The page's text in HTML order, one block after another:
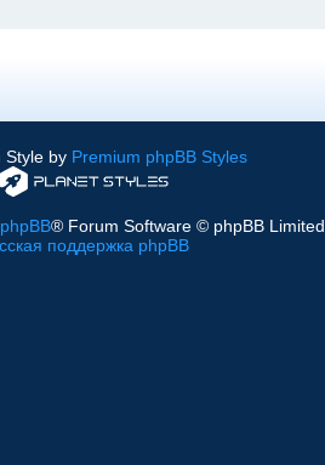
Style by Premium phpBB Styles
phpBB® Forum Software © phpBB Limited
поддержка phpBB